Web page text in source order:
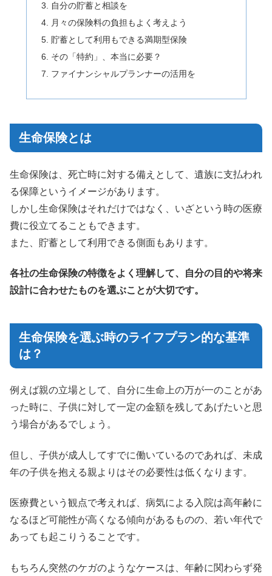
自分の貯蓄と相談を
月々の保険料の負担もよく考えよう
貯蓄として利用もできる満期型保険
その「特約」、本当に必要？
ファイナンシャルプランナーの活用を
生命保険とは
生命保険は、死亡時に対する備えとして、遺族に支払われ
る保障というイメージがあります。
しかし生命保険はそれだけではなく、いざという時の医療
費に役立てることもできます。
また、貯蓄として利用できる側面もあります。
各社の生命保険の特徴をよく理解して、自分の目的や将来
設計に合わせたものを選ぶことが大切です。
生命保険を選ぶ時のライフプラン的な基準
は？
例えば親の立場として、自分に生命上の万が一のことがあ
った時に、子供に対して一定の金額を残してあげたいと思
う場合があるでしょう。
但し、子供が成人してすでに働いているのであれば、未成
年の子供を抱える親よりはその必要性は低くなります。
医療費という観点で考えれば、病気による入院は高年齢に
なるほど可能性が高くなる傾向があるものの、若い年代で
あっても起こりうることです。
もちろん突然のケガのようなケースは、年齢に関わらず発